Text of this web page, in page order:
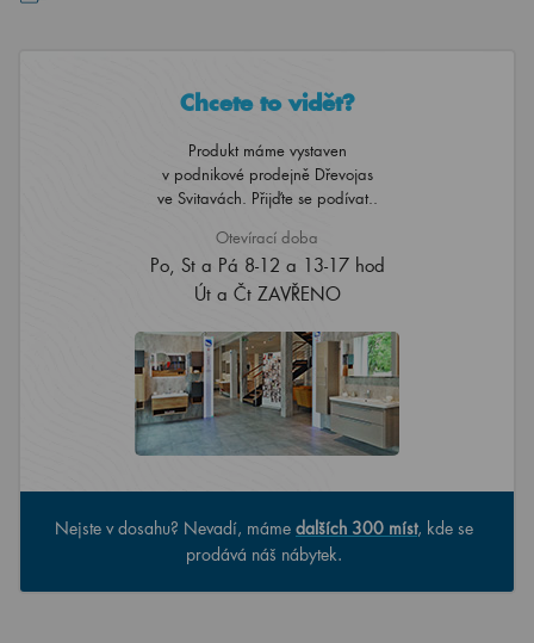
Chcete to vidět?
Produkt máme vystaven
v podnikové prodejně Dřevojas
ve Svitavách. Přijďte se podívat..
Otevírací doba
Po, St a Pá 8-12 a 13-17 hod
Út a Čt ZAVŘENO
Nejste v dosahu? Nevadí, máme dalších 300 míst, kde se
prodává náš nábytek.